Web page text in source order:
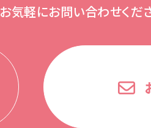
お気軽にお問い合わせくだ